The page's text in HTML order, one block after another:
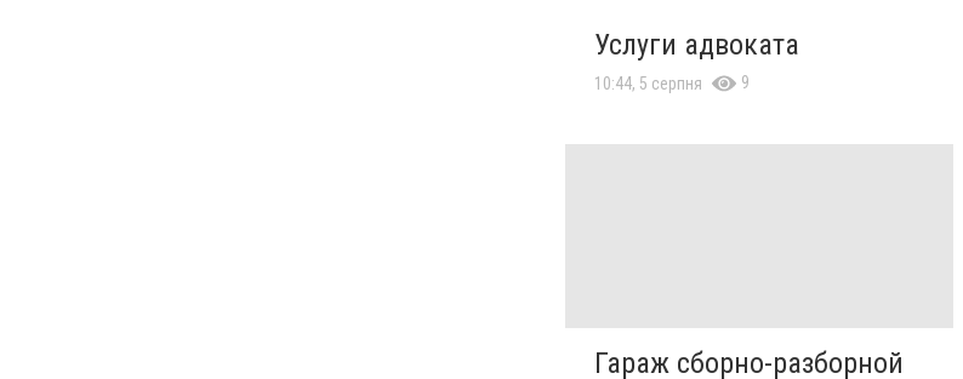
Услуги адвоката
10:44, 5 серпня 9
Гараж сборно-разборной